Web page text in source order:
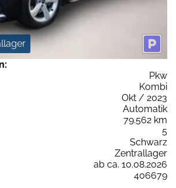
Pkw
Kombi
Okt / 2023
Automatik
79.562 km
5
Schwarz
Zentrallager
ab ca. 10.08.2026
406679